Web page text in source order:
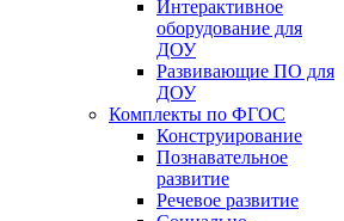
Интерактивное
оборудование для
ДОУ
Развивающие ПО для
ДОУ
Комплекты по ФГОС
Конструирование
Познавательное
развитие
Речевое развитие